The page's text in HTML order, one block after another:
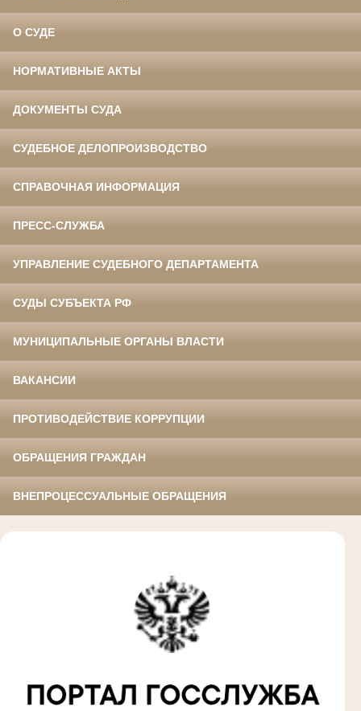
О СУДЕ
НОРМАТИВНЫЕ АКТЫ
ДОКУМЕНТЫ СУДА
СУДЕБНОЕ ДЕЛОПРОИЗВОДСТВО
СПРАВОЧНАЯ ИНФОРМАЦИЯ
ПРЕСС-СЛУЖБА
УПРАВЛЕНИЕ СУДЕБНОГО ДЕПАРТАМЕНТА
СУДЫ СУБЪЕКТА РФ
МУНИЦИПАЛЬНЫЕ ОРГАНЫ ВЛАСТИ
ВАКАНСИИ
ПРОТИВОДЕЙСТВИЕ КОРРУПЦИИ
ОБРАЩЕНИЯ ГРАЖДАН
ВНЕПРОЦЕССУАЛЬНЫЕ ОБРАЩЕНИЯ